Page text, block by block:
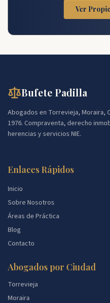
Ver
Bufete Padilla
Abogados en Torrevieja, Moraira,
1976. Compraventa, derecho
herencias y servicios NIE.
Enlaces Rápidos
Inicio
Sobre Nosotros
Áreas de Práctica
Blog
Contacto
Abogados por Ciudad
Torrevieja
Moraira